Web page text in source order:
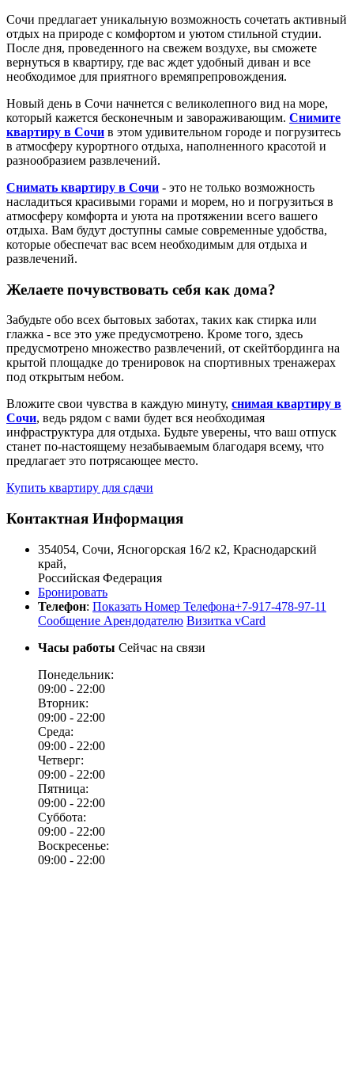
Сочи предлагает уникальную возможность сочетать активный
отдых на природе с комфортом и уютом стильной студии.
После дня, проведенного на свежем воздухе, вы сможете
вернуться в квартиру, где вас ждет удобный диван и все
необходимое для приятного времяпрепровождения.
Новый день в Сочи начнется с великолепного вид на море,
который кажется бесконечным и завораживающим. Снимите
квартиру в Сочи в этом удивительном городе и погрузитесь
в атмосферу курортного отдыха, наполненного красотой и
разнообразием развлечений.
Снимать квартиру в Сочи - это не только возможность
насладиться красивыми горами и морем, но и погрузиться в
атмосферу комфорта и уюта на протяжении всего вашего
отдыха. Вам будут доступны самые современные удобства,
которые обеспечат вас всем необходимым для отдыха и
развлечений.
Желаете почувствовать себя как дома?
Забудьте обо всех бытовых заботах, таких как стирка или
глажка - все это уже предусмотрено. Кроме того, здесь
предусмотрено множество развлечений, от скейтбординга на
крытой площадке до тренировок на спортивных тренажерах
под открытым небом.
Вложите свои чувства в каждую минуту, снимая квартиру в
Сочи, ведь рядом с вами будет вся необходимая
инфраструктура для отдыха. Будьте уверены, что ваш отпуск
станет по-настоящему незабываемым благодаря всему, что
предлагает это потрясающее место.
Купить квартиру для сдачи
Контактная Информация
354054, Сочи, Ясногорская 16/2 к2, Краснодарский
край,
Российская Федерация
Бронировать
Телефон: Показать Номер Телефона+7-917-478-97-11
Сообщение Арендодателю Визитка vCard
Часы работы Сейчас на связи
Понедельник:
09:00 - 22:00
Вторник:
09:00 - 22:00
Среда:
09:00 - 22:00
Четверг:
09:00 - 22:00
Пятница:
09:00 - 22:00
Суббота:
09:00 - 22:00
Воскресенье:
09:00 - 22:00